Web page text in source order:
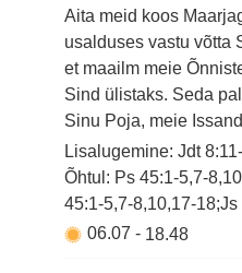
Aita meid koos
usalduses vastu võtta
et maailm meie
Sind ülistaks. Seda
Sinu Poja, meie
Lisalugemine: Jdt
Õhtul: Ps 45:1-5,7-
45:1-5,7-8,10,17-18;Js
06.07- 18.48